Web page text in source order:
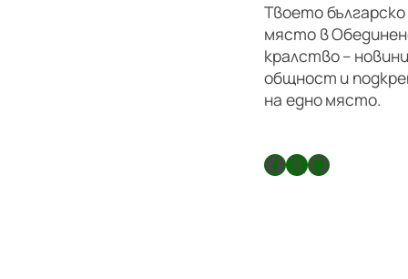
Твоето българско
място в
кралство –
общност и
на едно място.
Facebook X GitHub